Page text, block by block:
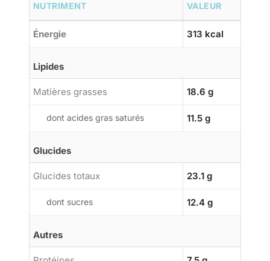
NUTRIMENT VALEUR
Énergie 313 kcal
Lipides
Matières grasses 18.6 g
dont acides gras saturés 11.5 g
Glucides
Glucides totaux 23.1 g
dont sucres 12.4 g
Autres